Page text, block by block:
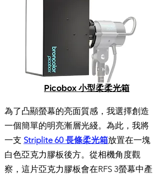
Picobox 小型柔柔光箱
為了凸顯螢幕的亮面質感，我選擇創造
一個簡單的明亮漸層光綫。為此，我將
一支 Striplite 60 長條柔光箱放置在一塊
白色亞克力膠板後方。從相機角度觀
察，這片亞克力膠板會在RFS 3螢幕中產